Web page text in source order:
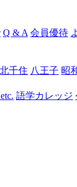
ャ
自
由
Q & A 会員優待
北千住 八王子 昭
語学カレッジ